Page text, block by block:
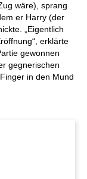
wäre), sprang
er Harry (der
„Eigentlich
erklärte
gewonnen
gegnerischen
in den Mund